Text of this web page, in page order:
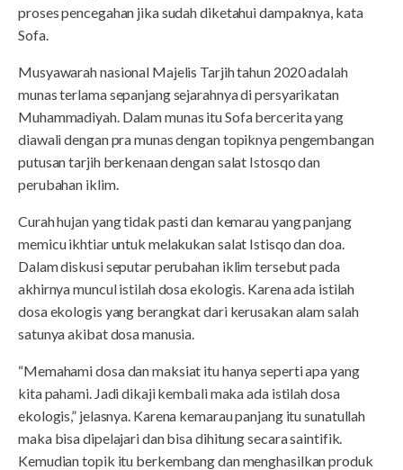
proses pencegahan jika sudah diketahui dampaknya, kata
Sofa.
Musyawarah nasional Majelis Tarjih tahun 2020 adalah
munas terlama sepanjang sejarahnya di persyarikatan
Muhammadiyah. Dalam munas itu Sofa bercerita yang
diawali dengan pra munas dengan topiknya pengembangan
putusan tarjih berkenaan dengan salat Istosqo dan
perubahan iklim.
Curah hujan yang tidak pasti dan kemarau yang panjang
memicu ikhtiar untuk melakukan salat Istisqo dan doa.
Dalam diskusi seputar perubahan iklim tersebut pada
akhirnya muncul istilah dosa ekologis. Karena ada istilah
dosa ekologis yang berangkat dari kerusakan alam salah
satunya akibat dosa manusia.
“Memahami dosa dan maksiat itu hanya seperti apa yang
kita pahami. Jadi dikaji kembali maka ada istilah dosa
ekologis,” jelasnya. Karena kemarau panjang itu sunatullah
maka bisa dipelajari dan bisa dihitung secara saintifik.
Kemudian topik itu berkembang dan menghasilkan produk